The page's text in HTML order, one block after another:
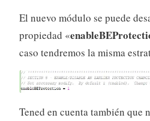
El nuevo módulo se puede
propiedad «
caso tendremos la misma
Tened en cuenta también que